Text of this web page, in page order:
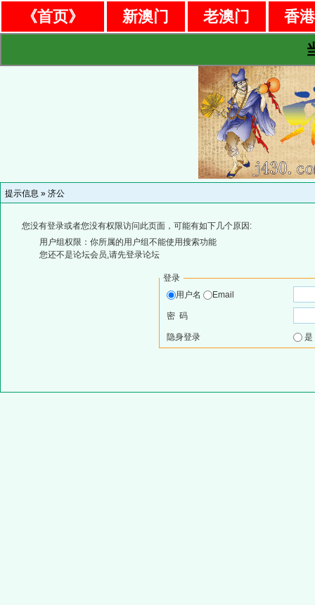
《首页》 新澳门 老澳门
香
提示信息 » 济公
您没有登录或者您没有权限访问此页面，可能有如下几个原因:
用户组权限：你所属的用户组不能使用搜索功能
您还不是论坛会员,请先登录论坛
登录
用户名
Email
密 码
隐身登录